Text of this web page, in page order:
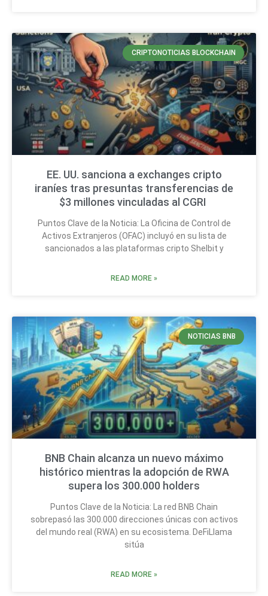
CRIPTONOTICIAS BLOCKCHAIN
EE. UU. sanciona a exchanges cripto
iraníes tras presuntas transferencias de
$3 millones vinculadas al CGRI
Puntos Clave de la Noticia: La Oficina de Control de
Activos Extranjeros (OFAC) incluyó en su lista de
sancionados a las plataformas cripto Shelbit y
READ MORE »
NOTICIAS BNB
BNB Chain alcanza un nuevo máximo
histórico mientras la adopción de RWA
supera los 300.000 holders
Puntos Clave de la Noticia: La red BNB Chain
sobrepasó las 300.000 direcciones únicas con activos
del mundo real (RWA) en su ecosistema. DeFiLlama
sitúa
READ MORE »